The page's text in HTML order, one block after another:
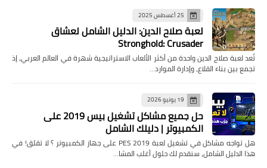
25 أغسطس 2025
لعبة صلاح الدين: الدليل الشامل لعشاق
Stronghold: Crusader
تُعد لعبة صلاح الدين واحدة من أكثر الألعاب الاستراتيجية شهرة في العالم العربي، إذ
تجمع بين بناء القلاع، وإدارة الموارد…
19 يونيو 2026
حل جميع مشاكل تشغيل بيس 2019 على
الكمبيوتر | دليلك الشامل
هل تواجه مشاكل في تشغيل لعبة PES 2019 على جهاز الكمبيوتر ؟ لا تقلق! في
هذا الدليل الشامل، سنقدم لك حلول أغلب المشا…